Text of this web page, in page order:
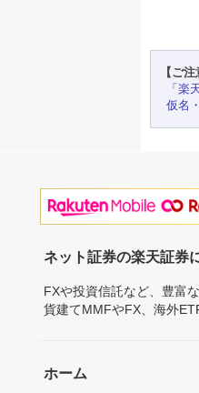
【ご
「楽
仮名
ネット証券の楽天証券
FXや投資信託など、豊富
貨建てMMFやFX、海外
ホーム